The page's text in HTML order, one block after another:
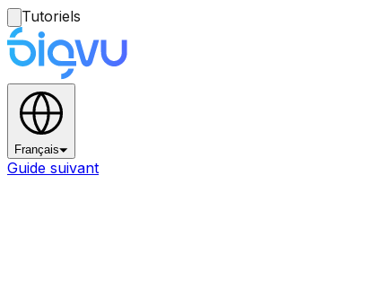
Tutoriels
Français
Guide suivant